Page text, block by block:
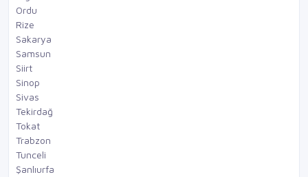
Ordu
Rize
Sakarya
Samsun
Siirt
Sinop
Sivas
Tekirdağ
Tokat
Trabzon
Tunceli
Şanlıurfa